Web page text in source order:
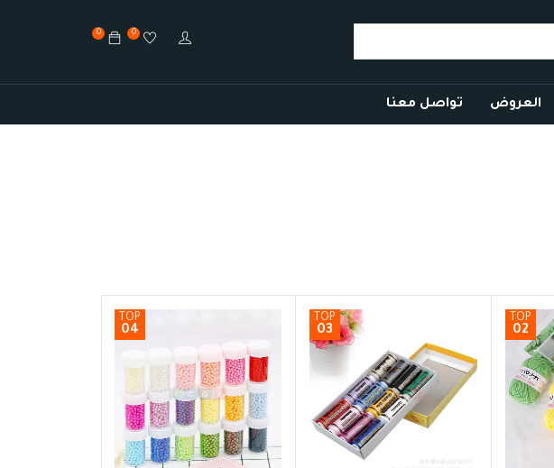
0 0
العروض تواصل معنا
TOP
02
TOP
03
TOP
04